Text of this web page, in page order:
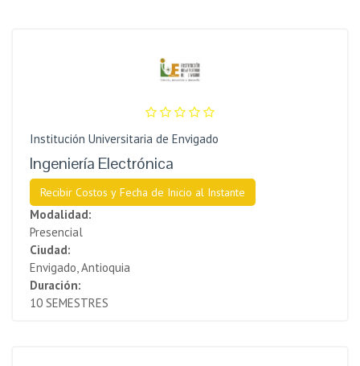
Institución Universitaria de Envigado
Ingeniería Electrónica
Recibir Costos y Fecha de Inicio al Instante
Modalidad:
Presencial
Ciudad:
Envigado, Antioquia
Duración:
10 SEMESTRES